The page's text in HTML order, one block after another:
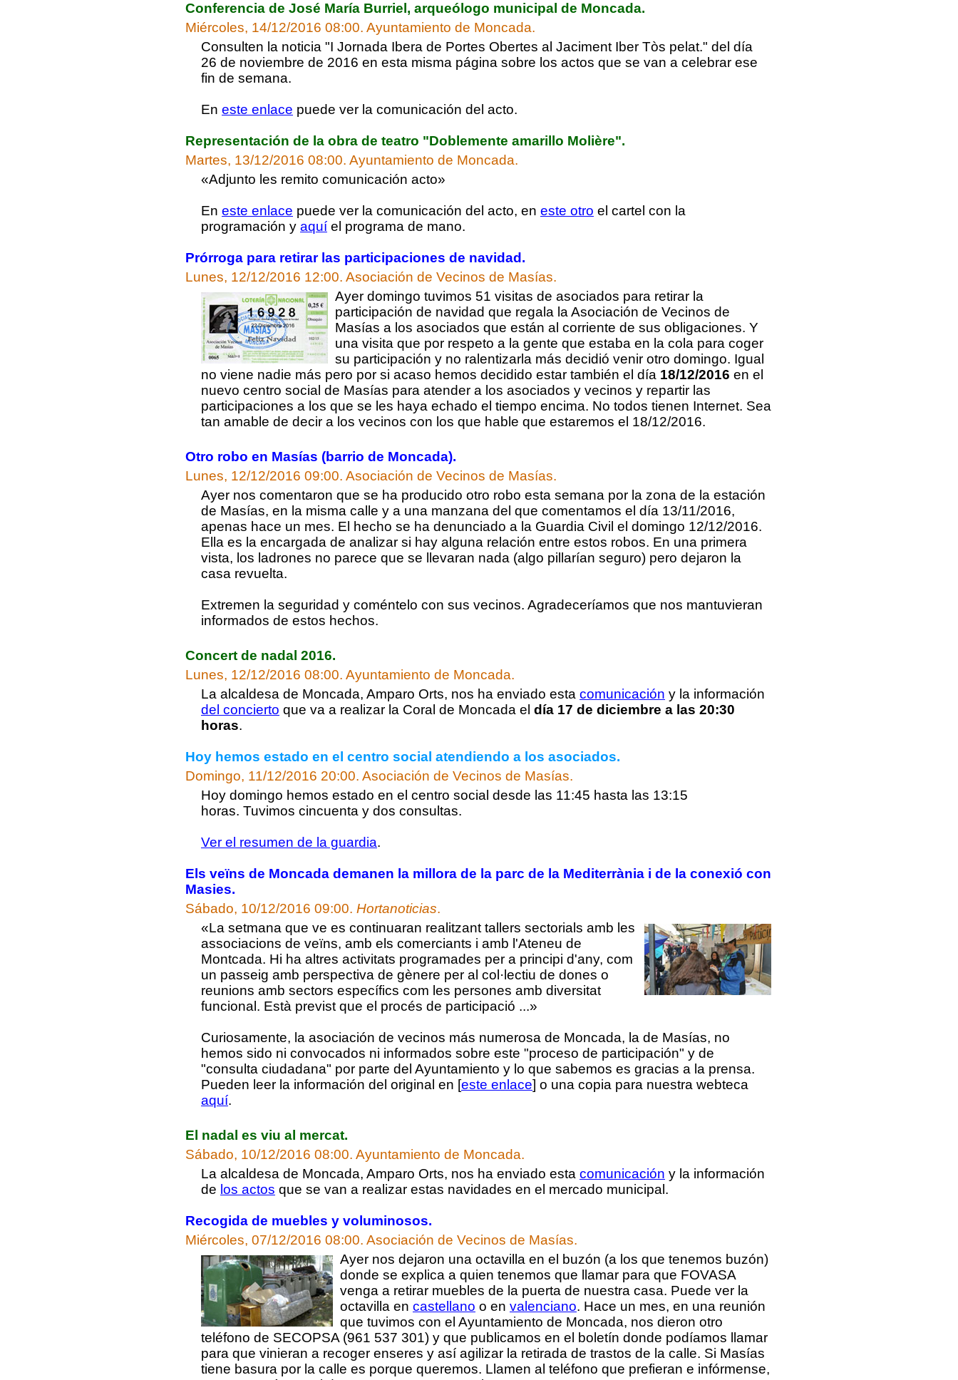
Conferencia de José María Burriel, arqueólogo municipal de Moncada.
Miércoles, 14/12/2016 08:00. Ayuntamiento de Moncada.
Consulten la noticia "I Jornada Ibera de Portes Obertes al Jaciment Iber Tòs pelat." del día
26 de noviembre de 2016 en esta misma página sobre los actos que se van a celebrar ese
fin de semana.
En este enlace puede ver la comunicación del acto.
Representación de la obra de teatro "Doblemente amarillo Molière".
Martes, 13/12/2016 08:00. Ayuntamiento de Moncada.
«Adjunto les remito comunicación acto»
En este enlace puede ver la comunicación del acto, en este otro el cartel con la
programación y aquí el programa de mano.
Prórroga para retirar las participaciones de navidad.
Lunes, 12/12/2016 12:00. Asociación de Vecinos de Masías.
Ayer domingo tuvimos 51 visitas de asociados para retirar la
participación de navidad que regala la Asociación de Vecinos de
Masías a los asociados que están al corriente de sus obligaciones. Y
una visita que por respeto a la gente que estaba en la cola para coger
su participación y no ralentizarla más decidió venir otro domingo. Igual
no viene nadie más pero por si acaso hemos decidido estar también el día 18/12/2016 en el
nuevo centro social de Masías para atender a los asociados y vecinos y repartir las
participaciones a los que se les haya echado el tiempo encima. No todos tienen Internet. Sea
tan amable de decir a los vecinos con los que hable que estaremos el 18/12/2016.
Otro robo en Masías (barrio de Moncada).
Lunes, 12/12/2016 09:00. Asociación de Vecinos de Masías.
Ayer nos comentaron que se ha producido otro robo esta semana por la zona de la estación
de Masías, en la misma calle y a una manzana del que comentamos el día 13/11/2016,
apenas hace un mes. El hecho se ha denunciado a la Guardia Civil el domingo 12/12/2016.
Ella es la encargada de analizar si hay alguna relación entre estos robos. En una primera
vista, los ladrones no parece que se llevaran nada (algo pillarían seguro) pero dejaron la
casa revuelta.
Extremen la seguridad y coméntelo con sus vecinos. Agradeceríamos que nos mantuvieran
informados de estos hechos.
Concert de nadal 2016.
Lunes, 12/12/2016 08:00. Ayuntamiento de Moncada.
La alcaldesa de Moncada, Amparo Orts, nos ha enviado esta comunicación y la información
del concierto que va a realizar la Coral de Moncada el día 17 de diciembre a las 20:30
horas.
Hoy hemos estado en el centro social atendiendo a los asociados.
Domingo, 11/12/2016 20:00. Asociación de Vecinos de Masías.
Hoy domingo hemos estado en el centro social desde las 11:45 hasta las 13:15
horas. Tuvimos cincuenta y dos consultas.
Ver el resumen de la guardia.
Els veïns de Moncada demanen la millora de la parc de la Mediterrània i de la conexió con
Masies.
Sábado, 10/12/2016 09:00. Hortanoticias.
«La setmana que ve es continuaran realitzant tallers sectorials amb les
associacions de veïns, amb els comerciants i amb l'Ateneu de
Montcada. Hi ha altres activitats programades per a principi d'any, com
un passeig amb perspectiva de gènere per al col·lectiu de dones o
reunions amb sectors específics com les persones amb diversitat
funcional. Està previst que el procés de participació ...»
Curiosamente, la asociación de vecinos más numerosa de Moncada, la de Masías, no
hemos sido ni convocados ni informados sobre este "proceso de participación" y de
"consulta ciudadana" por parte del Ayuntamiento y lo que sabemos es gracias a la prensa.
Pueden leer la información del original en [este enlace] o una copia para nuestra webteca
aquí.
El nadal es viu al mercat.
Sábado, 10/12/2016 08:00. Ayuntamiento de Moncada.
La alcaldesa de Moncada, Amparo Orts, nos ha enviado esta comunicación y la información
de los actos que se van a realizar estas navidades en el mercado municipal.
Recogida de muebles y voluminosos.
Miércoles, 07/12/2016 08:00. Asociación de Vecinos de Masías.
Ayer nos dejaron una octavilla en el buzón (a los que tenemos buzón)
donde se explica a quien tenemos que llamar para que FOVASA
venga a retirar muebles de la puerta de nuestra casa. Puede ver la
octavilla en castellano o en valenciano. Hace un mes, en una reunión
que tuvimos con el Ayuntamiento de Moncada, nos dieron otro
teléfono de SECOPSA (961 537 301) y que publicamos en el boletín donde podíamos llamar
para que vinieran a recoger enseres y así agilizar la retirada de trastos de la calle. Si Masías
tiene basura por la calle es porque queremos. Llamen al teléfono que prefieran e infórmense,